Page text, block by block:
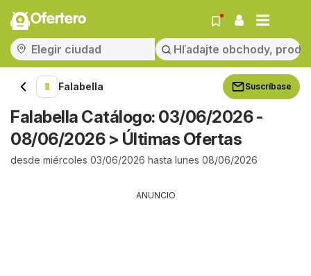
Ofertero
Falabella Suscríbase
Falabella Catálogo: 03/06/2026 -
08/06/2026 > Últimas Ofertas
desde miércoles 03/06/2026 hasta lunes 08/06/2026
ANUNCIO